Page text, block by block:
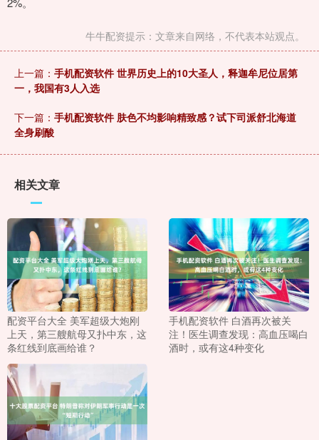
牛牛配资提示：文章来自网络，不代表本站观点。
上一篇： 手机配资软件 世界历史上的10大圣人，释迦牟尼位居第
一，我国有3人入选
下一篇： 手机配资软件 肤色不均影响精致感？试下司派舒北海道
全身刷酸
相关文章
配资平台大全 美军超级大炮刚
上天，第三艘航母又扑中东，这
条红线到底画给谁？
手机配资软件 白酒再次被关
注！医生调查发现：高血压喝白
酒时，或有这4种变化